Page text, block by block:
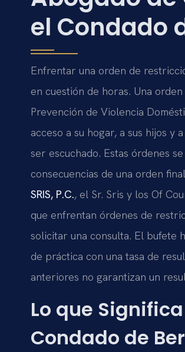
el Condado
Enfrentar una orden de
en cuestión de horas. Una
Prevención de Violencia
acceso a su hogar, a sus hijos y
ser escuchado. Estas órdenes
consecuencias de una orden
SRIS, P.C., el Sr. Sris y los Of
que enfrentan órdenes de
solicitar una consulta. El bufete
de práctica con una tasa de
anteriores no garantizan un
Lo que
Condado de